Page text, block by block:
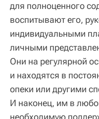
для полноценного
воспитывают его,
индивидуальными
личными
Они на регулярной
и находятся в
опеки или другими
И наконец, им в